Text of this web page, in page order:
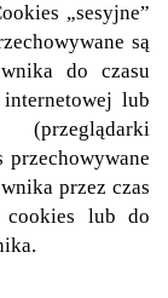
„sesyjne”
są
do czasu
lub
(przeglądarki
przechowywane
przez czas
cookies lub do